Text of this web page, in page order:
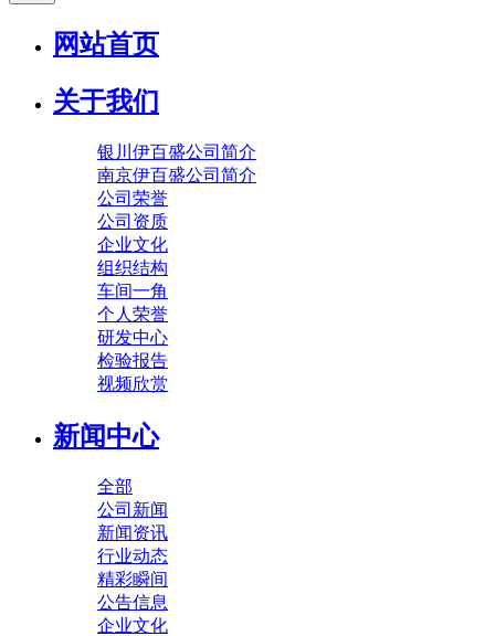
网站首页
关于我们
银川伊百盛公司简介
南京伊百盛公司简介
公司荣誉
公司资质
企业文化
组织结构
车间一角
个人荣誉
研发中心
检验报告
视频欣赏
新闻中心
全部
公司新闻
新闻资讯
行业动态
精彩瞬间
公告信息
企业文化